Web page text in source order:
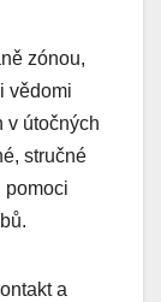
zónou,
vědomi
v útočných
stručné
pomoci
a